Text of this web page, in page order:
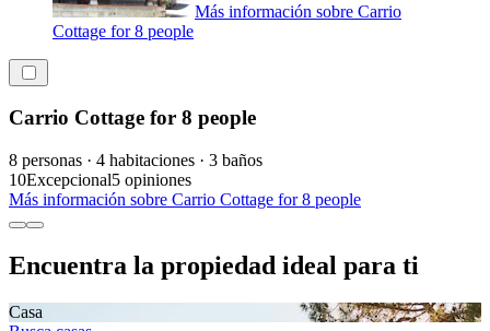
Más información sobre Carrio
Cottage for 8 people
Carrio Cottage for 8 people
8 personas · 4 habitaciones · 3 baños
10Excepcional5 opiniones
Más información sobre Carrio Cottage for 8 people
Encuentra la propiedad ideal para ti
Casa